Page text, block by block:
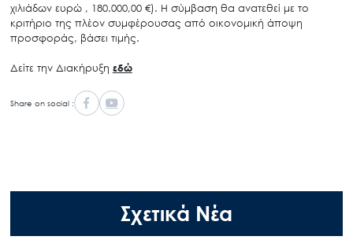
χιλιάδων ευρώ , 180.000,00 €). Η σύμβαση θα ανατεθεί με το
κριτήριο της πλέον συμφέρουσας από οικονομική άποψη
προσφοράς, βάσει τιμής.
Δείτε την Διακήρυξη εδώ
Share on social :
Σχετικά Νέα